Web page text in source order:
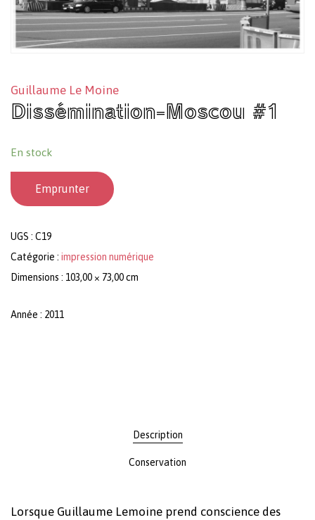
Guillaume Le Moine
Dissémination-Moscou #1
En stock
Emprunter
UGS : C19
Catégorie : impression numérique
Dimensions : 103,00 × 73,00 cm
Année : 2011
Description
Conservation
Lorsque Guillaume Lemoine prend conscience des